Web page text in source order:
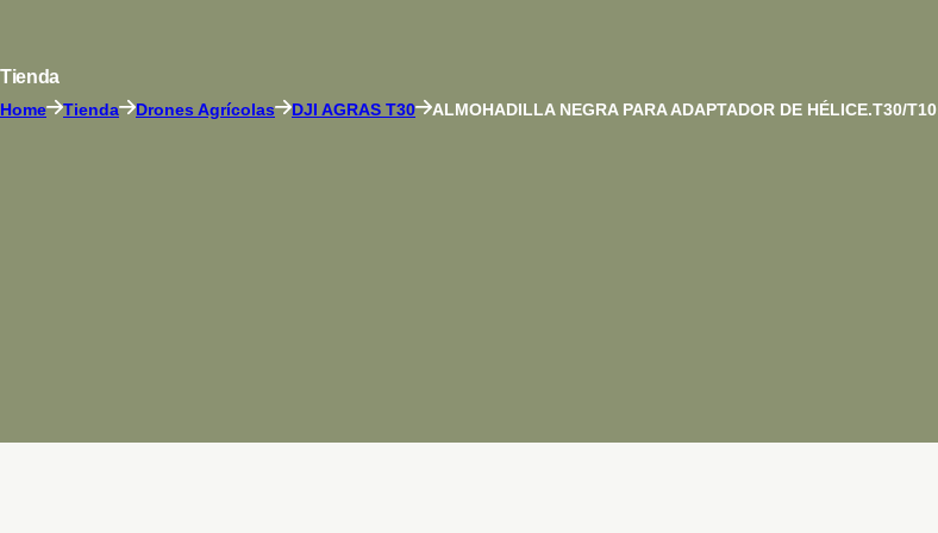
Tienda
Home Tienda Drones Agrícolas DJI AGRAS T30 ALMOHADILLA NEGRA PARA ADAPTADOR DE HÉLICE.T30/T10